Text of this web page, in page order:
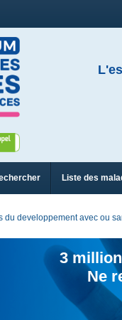
Liste des
du developpement avec ou
3
Ne